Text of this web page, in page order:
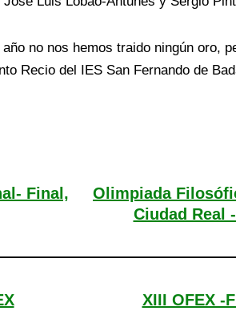
no nos hemos traido ningún oro,
Recio del IES San Fernando de
Final,
Olimpiada
Ciudad Real
XIII OFEX -